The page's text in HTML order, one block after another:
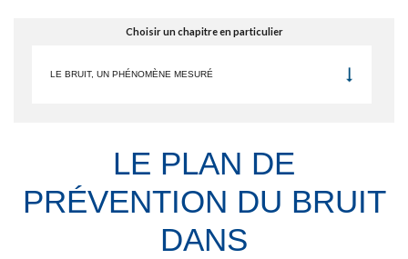
Choisir un chapitre en particulier
LE BRUIT, UN PHÉNOMÈNE MESURÉ
LE PLAN DE
PRÉVENTION DU BRUIT
DANS